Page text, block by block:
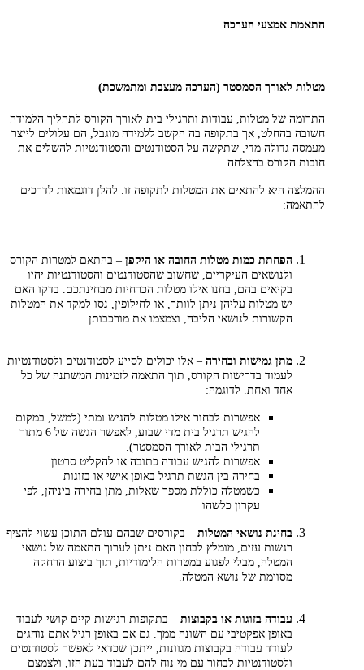
התאמת אמצעי הערכה
מטלות לאורך הסמסטר (הערכה מעצבת ומתמשכת)
התרומה של מטלות, עבודות ותרגילי בית לאורך הקורס לתהליך הלמידה
חשובה בהחלט, אך בתקופה בה הקשב ללמידה מוגבל, הם עלולים לייצר
מעמסה גדולה מדי, שתקשה על הסטודנטים והסטודנטיות להשלים את
חובות הקורס בהצלחה.
ההמלצה היא להתאים את המטלות לתקופה זו. להלן דוגמאות לדרכים
להתאמה:
הפחתת כמות מטלות החובה או היקפן – בהתאם למטרות הקורס
ולנושאים העיקריים, שחשוב שהסטודנטים והסטודנטיות יהיו
בקיאים בהם, בחנו אילו מטלות הכרחיות מבחינתכם. בדקו האם
יש מטלות עליהן ניתן לוותר, או לחילופין, נסו למקד את המטלות
הקשורות לנושאי הליבה, וצמצמו את מורכבותן.
מתן גמישות ובחירה – אלו יכולים לסייע לסטודנטים ולסטודנטיות
לעמוד בדרישות הקורס, תוך התאמה לזמינות המשתנה של כל
אחד ואחת. לדוגמה:
אפשרות לבחור אילו מטלות להגיש ומתי (למשל, במקום
להגיש תרגיל בית מדי שבוע, לאפשר הגשה של 6 מתוך
תרגילי הבית לאורך הסמסטר).
אפשרות להגיש עבודה כתובה או להקליט סרטון
בחירה בין הגשת תרגיל באופן אישי או בזוגות
כשמטלה כוללת מספר שאלות, מתן בחירה ביניהן, לפי
עקרון כלשהו
בחינת נושאי המטלות – בקורסים שבהם עולם התוכן עשוי להציף
רגשות עזים, מומלץ לבחון האם ניתן לערוך התאמה של נושאי
המטלה, מבלי לפגוע במטרות הלימודיות, תוך ביצוע הרחקה
מסוימת של נושא המטלה.
עבודה בזוגות או בקבוצות – בתקופות רגישות קיים קושי לעבוד
באופן אפקטיבי עם השונה ממך. גם אם באופן רגיל אתם נוהגים
לעודד עבודה בקבוצות מגוונות, ייתכן שכדאי לאפשר לסטודנטים
ולסטודנטיות לבחור עם מי נוח להם לעבוד בעת הזו, ולצמצם